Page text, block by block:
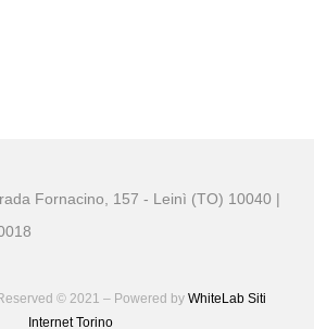
Fornacino, 157 - Leinì (TO) 10040 |
© 2021 – Powered by WhiteLab Siti
Internet Torino